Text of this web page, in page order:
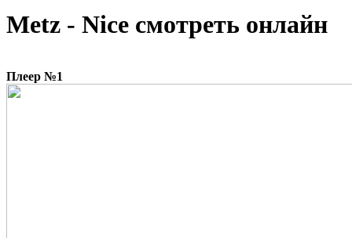
Metz - Nice смотреть онлайн
Плеер №1